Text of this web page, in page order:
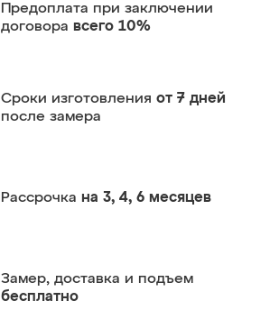
Предоплата при заключении
договора всего 10%
Сроки изготовления от 7 дней
после замера
Рассрочка на 3, 4, 6 месяцев
Замер, доставка и подъем
бесплатно